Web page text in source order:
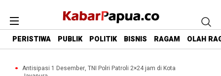
PERISTIWA PUBLIK POLITIK BISNIS RAGAM OLAH
Antisipasi 1 Desember, TNI Polri Patroli 2×24 jam di Kota